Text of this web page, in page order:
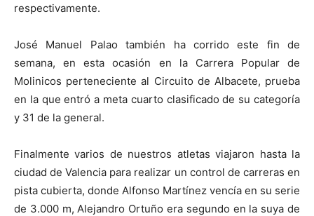
respectivamente.
José Manuel Palao también ha corrido este fin de
semana, en esta ocasión en la Carrera Popular de
Molinicos perteneciente al Circuito de Albacete, prueba
en la que entró a meta cuarto clasificado de su categoría
y 31 de la general.
Finalmente varios de nuestros atletas viajaron hasta la
ciudad de Valencia para realizar un control de carreras en
pista cubierta, donde Alfonso Martínez vencía en su serie
de 3.000 m, Alejandro Ortuño era segundo en la suya de